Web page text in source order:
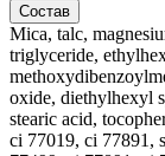
Состав
Mica, talc,
triglyceride,
oxide, diethylhexyl
stearic acid,
ci 77019, ci 77891,